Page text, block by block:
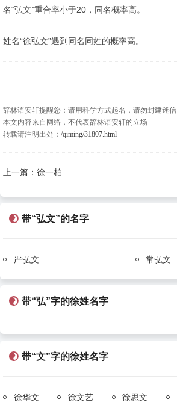
名“弘文”重合率小于20，同名概率高。
姓名“徐弘文”遇到同名同姓的概率高。
辞林语安轩提醒您：请用科学方式起名，请勿封建迷
本文内容来自网络，不代表辞林语安轩的立场
转载请注明出处： /qiming/31807.html
上一篇： 徐一柏
带“弘文”的名字
严弘文 常弘文
带“弘”字的徐姓名字
带“文”字的徐姓名字
徐华文 徐文艺 徐思文